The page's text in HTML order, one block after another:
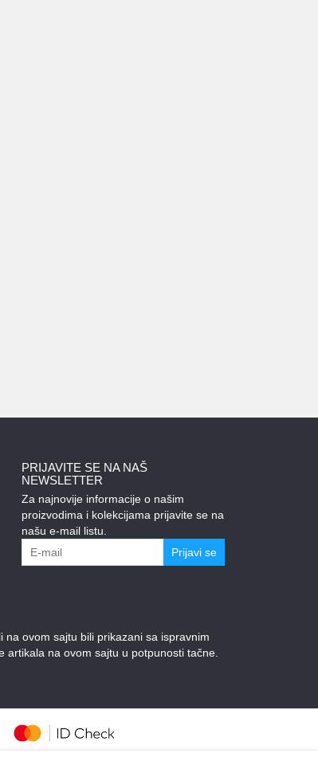
PRIJAVITE SE NA NAŠ
NEWSLETTER
Za najnovije informacije o našim
proizvodima i kolekcijama prijavite se na
našu e-mail listu.
Prijavi se
ovom sajtu bili prikazani sa ispravnim
na ovom sajtu u potpunosti tačne.